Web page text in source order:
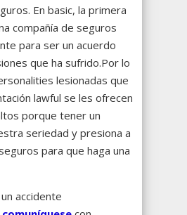
En basic, la primera
compañía de seguros
para ser un acuerdo
que ha sufrido.Por lo
lesionadas que
lawful se les ofrecen
porque tener un
seriedad y presiona a
para que haga una
accidente